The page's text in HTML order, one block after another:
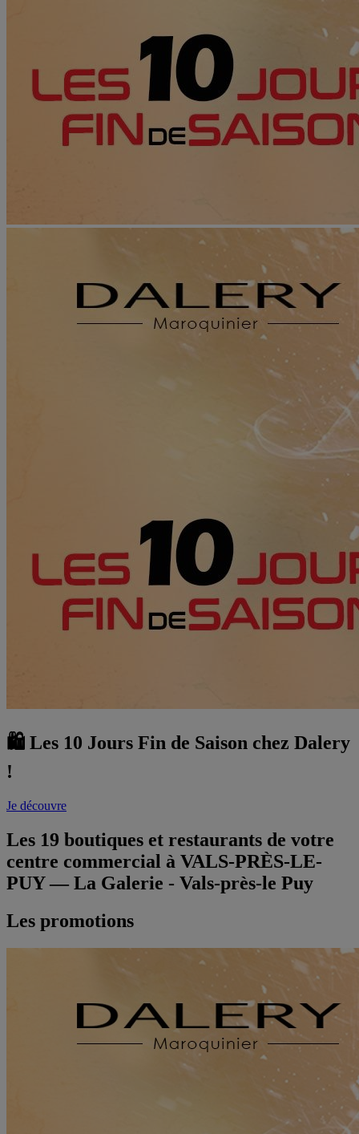
🛍️ Les 10 Jours Fin de Saison chez Dalery
!
Je découvre
Les 19 boutiques et restaurants de votre
centre commercial à VALS-PRÈS-LE-
PUY — La Galerie - Vals-près-le Puy
Les promotions